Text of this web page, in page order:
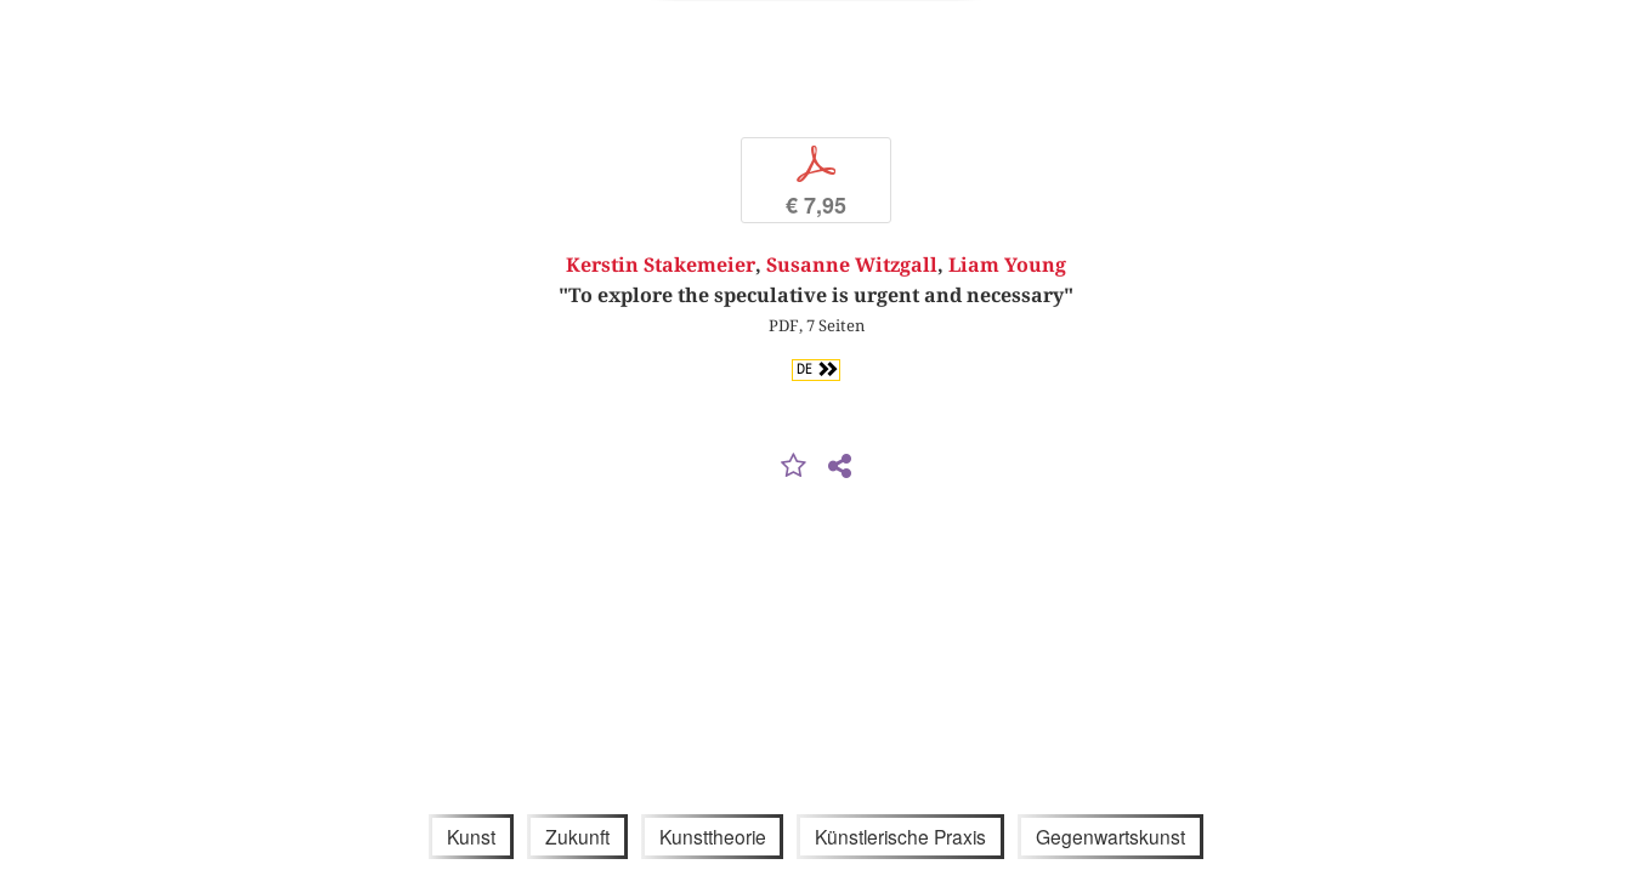
p
€ 7,95
Kerstin Stakemeier, Susanne Witzgall, Liam Young
"To explore the speculative is urgent and necessary"
PDF, 7 Seiten
DE
Kunst Zukunft Kunsttheorie Künstlerische Praxis Gegenwartskunst